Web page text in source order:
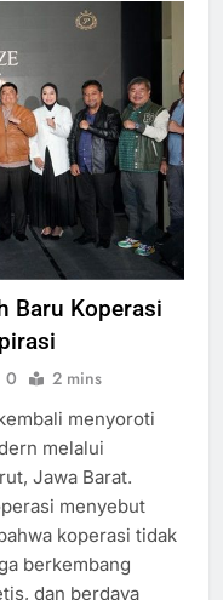
Baru Koperasi
0 2 mins
menyoroti
melalui
Jawa Barat.
menyebut
koperasi tidak
berkembang
dan berdaya